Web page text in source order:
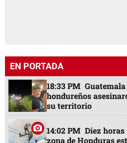
EN PORTADA
18:33 PM
hondureños
su territorio
14:02 PM Diez
zona de Honduras